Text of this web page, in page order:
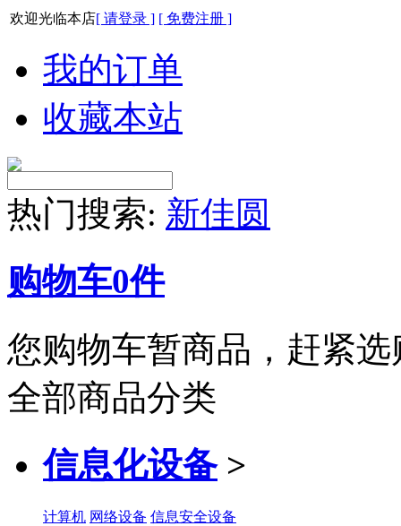
欢迎光临本店[ 请登录 ] [ 免费注册 ]
我的订单
收藏本站
热门搜索: 新佳圆
购物车0件
您购物车暂商品，赶紧选
全部商品分类
信息化设备 >
计算机 网络设备 信息安全设备